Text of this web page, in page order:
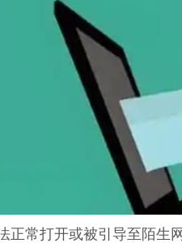
正常打开或被引导至陌